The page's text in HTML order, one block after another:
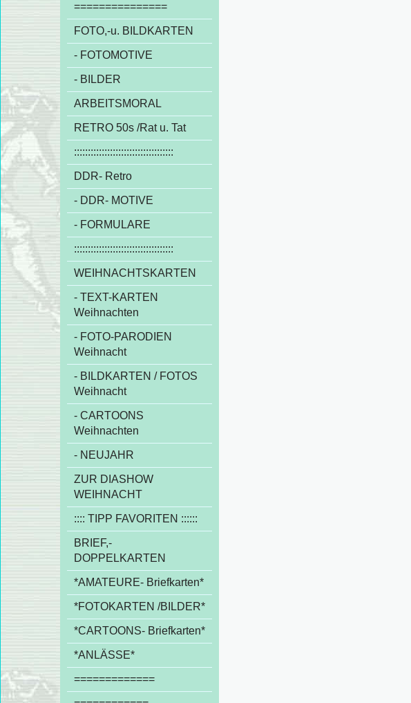
===============
FOTO,-u. BILDKARTEN
- FOTOMOTIVE
- BILDER
ARBEITSMORAL
RETRO 50s /Rat u. Tat
::::::::::::::::::::::::::::::::::::
DDR- Retro
- DDR- MOTIVE
- FORMULARE
::::::::::::::::::::::::::::::::::::
WEIHNACHTSKARTEN
- TEXT-KARTEN
Weihnachten
- FOTO-PARODIEN
Weihnacht
- BILDKARTEN / FOTOS
Weihnacht
- CARTOONS
Weihnachten
- NEUJAHR
ZUR DIASHOW
WEIHNACHT
:::: TIPP FAVORITEN ::::::
BRIEF,-
DOPPELKARTEN
*AMATEURE- Briefkarten*
*FOTOKARTEN /BILDER*
*CARTOONS- Briefkarten*
*ANLÄSSE*
=============